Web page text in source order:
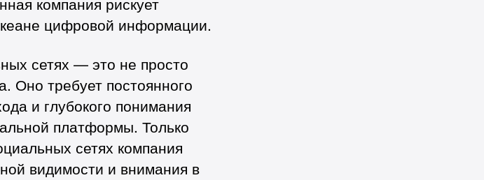
цифровой информации.
сетях — это не просто
Оно требует постоянного
и глубокого понимания
платформы. Только
сетях компания
видимости и внимания в